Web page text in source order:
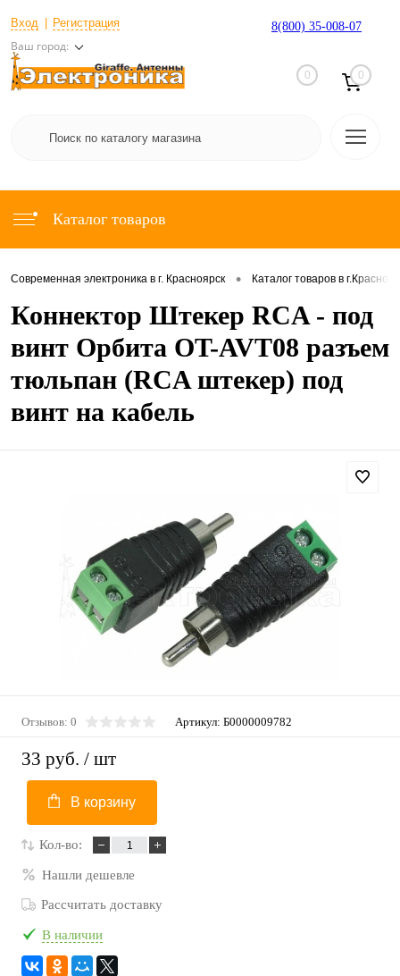
Вход Регистрация
Ваш город:
8(800) 35-008-07
0 0
Каталог товаров
Современная электроника в г. Красноярск • Каталог товаров в
Коннектор Штекер RCA - под
винт Орбита OT-AVT08 разъем
тюльпан (RCA штекер) под
винт на кабель
Отзывов: 0 Артикул: Б0000009782
33 руб. / шт
В корзину
Кол-во:
Нашли дешевле
Рассчитать доставку
В наличии